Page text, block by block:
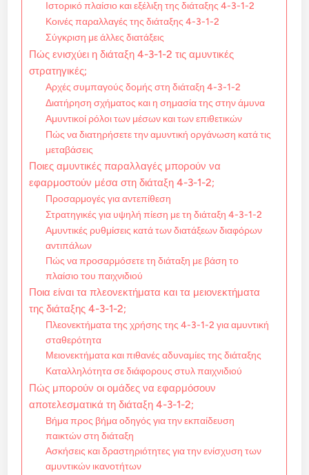
Ιστορικό πλαίσιο και εξέλιξη της διάταξης 4-3-1-2
Κοινές παραλλαγές της διάταξης 4-3-1-2
Σύγκριση με άλλες διατάξεις
Πώς ενισχύει η διάταξη 4-3-1-2 τις αμυντικές
στρατηγικές;
Αρχές συμπαγούς δομής στη διάταξη 4-3-1-2
Διατήρηση σχήματος και η σημασία της στην άμυνα
Αμυντικοί ρόλοι των μέσων και των επιθετικών
Πώς να διατηρήσετε την αμυντική οργάνωση κατά τις
μεταβάσεις
Ποιες αμυντικές παραλλαγές μπορούν να
εφαρμοστούν μέσα στη διάταξη 4-3-1-2;
Προσαρμογές για αντεπίθεση
Στρατηγικές για υψηλή πίεση με τη διάταξη 4-3-1-2
Αμυντικές ρυθμίσεις κατά των διατάξεων διαφόρων
αντιπάλων
Πώς να προσαρμόσετε τη διάταξη με βάση το
πλαίσιο του παιχνιδιού
Ποια είναι τα πλεονεκτήματα και τα μειονεκτήματα
της διάταξης 4-3-1-2;
Πλεονεκτήματα της χρήσης της 4-3-1-2 για αμυντική
σταθερότητα
Μειονεκτήματα και πιθανές αδυναμίες της διάταξης
Καταλληλότητα σε διάφορους στυλ παιχνιδιού
Πώς μπορούν οι ομάδες να εφαρμόσουν
αποτελεσματικά τη διάταξη 4-3-1-2;
Βήμα προς βήμα οδηγός για την εκπαίδευση
παικτών στη διάταξη
Ασκήσεις και δραστηριότητες για την ενίσχυση των
αμυντικών ικανοτήτων